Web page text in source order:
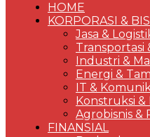
HOME
KORPORASI &
Jasa &
Transportasi
Industri &
Energi &
IT &
Konstruksi
Agrobisnis &
FINANSIAL